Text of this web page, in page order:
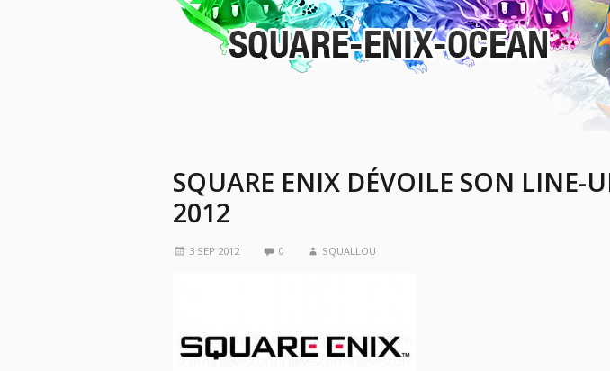
SQUARE ENIX DÉVOILE SON LINE-
2012
3 SEP 2012 0 SQUALLOU